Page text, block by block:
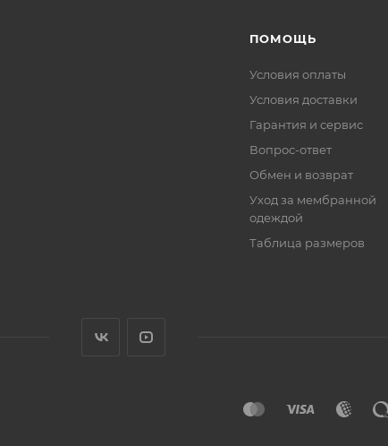
ПОМОЩЬ
Условия оплаты
Условия доставки
Гарантия и сервис
Вопрос-ответ
Обмен и возврат
Уход за мембранной
одеждой
Таблица размеров